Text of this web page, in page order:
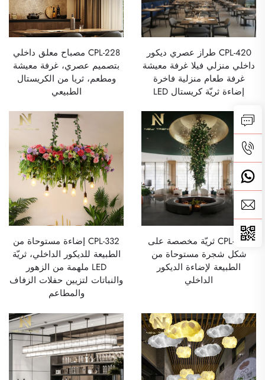
CPL-420 طراز عصري ديكور
داخلي منزلي فيلا غرفة معيشة
غرفة طعام منزلية فاخرة
إضاءة ثريّة كريستال LED
CPL-228 مصباح معلق داخلي
بتصميم عصري، غرفة معيشة
ومطعم، ثريا من الكريستال
الطبيعي
CPL-262 ثريّة مخصصة على
شكل شجرة مستوحاة من
الطبيعة لإضاءة الديكور
الداخلي
CPL-332 إضاءة مستوحاة من
الطبيعة للديكور الداخلي، ثريّة
LED ملهمة من الزهور
والنباتات لتزيين حفلات الزفاف
والمطاعم